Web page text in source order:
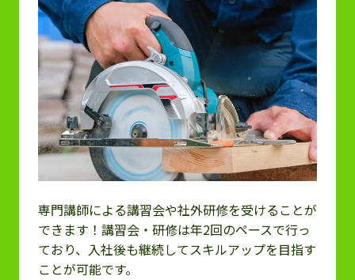
専門講師による講習会や社外研修を受けることが
できます！講習会・研修は年2回のペースで行っ
ており、入社後も継続してスキルアップを目指す
ことが可能です。